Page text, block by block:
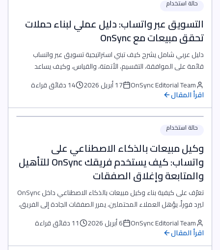
حالة استخدام
التسويق عبر واتساب: دليل عملي لبناء حملات
تحقق مبيعات مع OnSync
دليل عربي شامل يشرح كيف تبني استراتيجية تسويق عبر واتساب
قائمة على الموافقة، التقسيم، الأتمتة، والقياس، وكيف يساعد
OnSync Editorial Team 17 أبريل 2026 14 دقائق قراءة
اقرأ المقال
حالة استخدام
وكيل مبيعات بالذكاء الاصطناعي على
واتساب: كيف يستخدم فريقك OnSync للتأهيل
والمتابعة وإغلاق الصفقات
تعرّف على كيفية بناء وكيل مبيعات بالذكاء الاصطناعي داخل OnSync
ليرد فوراً، يؤهل العملاء المحتملين، يمرر الصفقات الجادة إلى الفريق،
ويتابع المحادثات عبر واتساب والقنوات الاجتماعية من مكان واحد.
OnSync Editorial Team 6 أبريل 2026 11 دقائق قراءة
اقرأ المقال